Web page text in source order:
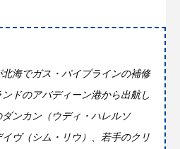
海でガス・パイプラインの補修
ドのアバディーン港から出航し
ンカン（ウディ・ハレルソ
ヴ（シム・リウ）、若手のクリ